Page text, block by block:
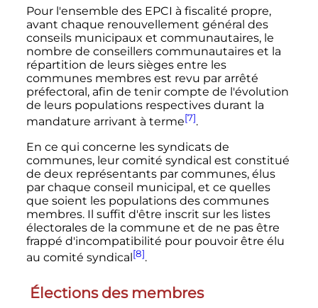
Pour l'ensemble des EPCI à fiscalité propre,
avant chaque renouvellement général des
conseils municipaux et communautaires, le
nombre de conseillers communautaires et la
répartition de leurs sièges entre les
communes membres est revu par arrêté
préfectoral, afin de tenir compte de l'évolution
de leurs populations respectives durant la
mandature arrivant à terme[7].
En ce qui concerne les syndicats de
communes, leur comité syndical est constitué
de deux représentants par communes, élus
par chaque conseil municipal, et ce quelles
que soient les populations des communes
membres. Il suffit d'être inscrit sur les listes
électorales de la commune et de ne pas être
frappé d'incompatibilité pour pouvoir être élu
au comité syndical[8].
Élections des membres